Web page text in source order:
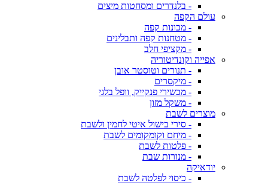
- בלנדרים ומסחטות מיצים
עולם הקפה
- מכונות קפה
- מטחנות קפה ותבלינים
- מקציפי חלב
אפייה וקונדיטוריה
- תנורים וטוסטר אובן
- מיקסרים
- מכשירי פנקייק, וופל בלגי
- משקל מזון
מוצרים לשבת
- סירי בישול איטי לחמין ולשבת
- מיחם וקומקומים לשבת
- פלטות לשבת
- מנורות שבת
יודאיקה
- כיסוי לפלטה לשבת